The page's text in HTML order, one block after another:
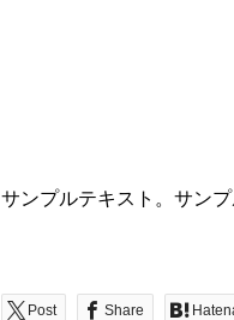
サンプルテキスト。サンプ
Post Share